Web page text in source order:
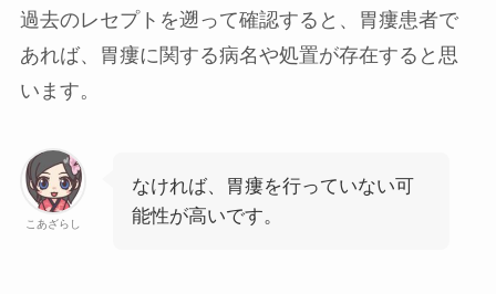
過去のレセプトを遡って確認すると、胃瘻患者で
あれば、胃瘻に関する病名や処置が存在すると思
います。
こあざらし
なければ、胃瘻を行っていない可
能性が高いです。